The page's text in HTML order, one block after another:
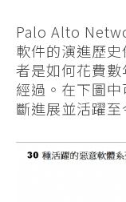
Palo Alto
軟件的演進歷
者是如何花費
經過。在下圖
斷進展並活躍至